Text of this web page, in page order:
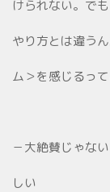
けられない。で
やり方とは違う
ム＞を感じるっ
－大絶賛じゃな
しい